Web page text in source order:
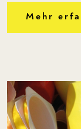
Mehr